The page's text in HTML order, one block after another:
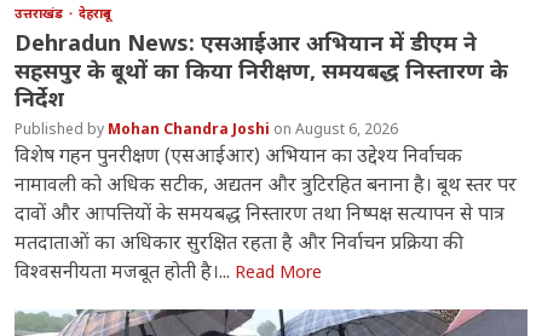
उत्तराखंड देहरादून
Dehradun News: एसआईआर अभियान में डीएम ने
सहसपुर के बूथों का किया निरीक्षण, समयबद्ध निस्तारण के
निर्देश
Mohan Chandra Joshi August 6, 2026
विशेष गहन पुनरीक्षण (एसआईआर) अभियान का उद्देश्य निर्वाचक
नामावली को अधिक सटीक, अद्यतन और त्रुटिरहित बनाना है। बूथ स्तर पर
दावों और आपत्तियों के समयबद्ध निस्तारण तथा निष्पक्ष सत्यापन से पात्र
मतदाताओं का अधिकार सुरक्षित रहता है और निर्वाचन प्रक्रिया की
विश्वसनीयता मजबूत होती है।... Read More